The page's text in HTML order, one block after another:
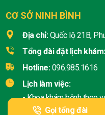
Gọi tổng đài
CƠ SỞ NINH BÌNH
Địa chỉ: Quốc lộ 21B,
Tổng đài đặt lịch khám:
Hotline: 096.985.1616
Lịch làm việc:
- Khoa khám bệnh theo
+ Thứ 2 - Thứ 6: